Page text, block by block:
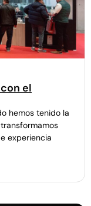
el
hemos tenido la
experiencia